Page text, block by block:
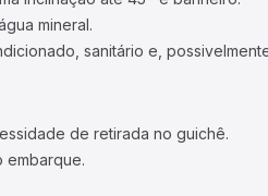
mineral.
sanitário e,
de retirada no guichê.
embarque.